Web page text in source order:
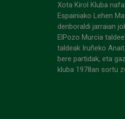
Xota Kirol Kluba
Espainiako Lehen
denboraldi jarraian
ElPozo Murcia
taldeak Iruñeko
bere partidak, eta
kluba 1978an sortu